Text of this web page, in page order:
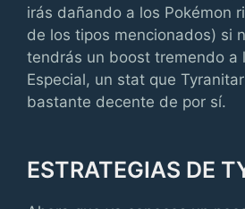
irás dañando a los Pokémon
de los tipos mencionados) si
tendrás un boost tremendo a
Especial, un stat que
bastante decente de por sí.
ESTRATEGIAS DE